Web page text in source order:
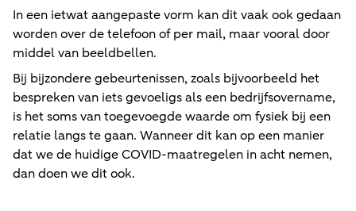
In een ietwat aangepaste vorm kan dit vaak ook gedaan
worden over de telefoon of per mail, maar vooral door
middel van beeldbellen.
Bij bijzondere gebeurtenissen, zoals bijvoorbeeld het
bespreken van iets gevoeligs als een bedrijfsovername,
is het soms van toegevoegde waarde om fysiek bij een
relatie langs te gaan. Wanneer dit kan op een manier
dat we de huidige COVID-maatregelen in acht nemen,
dan doen we dit ook.